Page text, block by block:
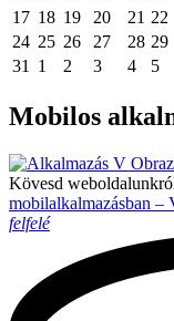
17 18 19 20 21 22
24 25 26 27 28 29
31
1 2 3 4 5
Mobilos
Kövesd
mobilalkalmazásban
felfelé